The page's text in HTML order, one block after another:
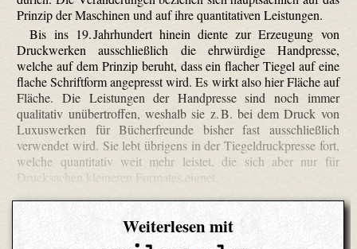
Prinzip der Maschinen und auf ihre quantitativen Leistungen.
Bis ins 19. Jahrhundert hinein diente zur Erzeugung von
Druckwerken ausschließlich die ehrwürdige Handpresse,
welche auf dem Prinzip beruht, dass ein flacher Tiegel auf eine
flache Schriftform angepresst wird. Es wirkt also hier Fläche auf
Fläche. Die Leistungen der Handpresse sind noch immer
qualitativ unübertroffen, weshalb sie z. B. bei dem Druck von
Luxuswerken für Bücherfreunde bisher fast ausschließlich
verwendet wird. Sie lebt übrigens in der Tiegel­druck­presse fort,
welche quantitativ weit mehr leistet, die sich aber nur für
Drucksachen kleineren Formates eignet.
Weiterlesen mit